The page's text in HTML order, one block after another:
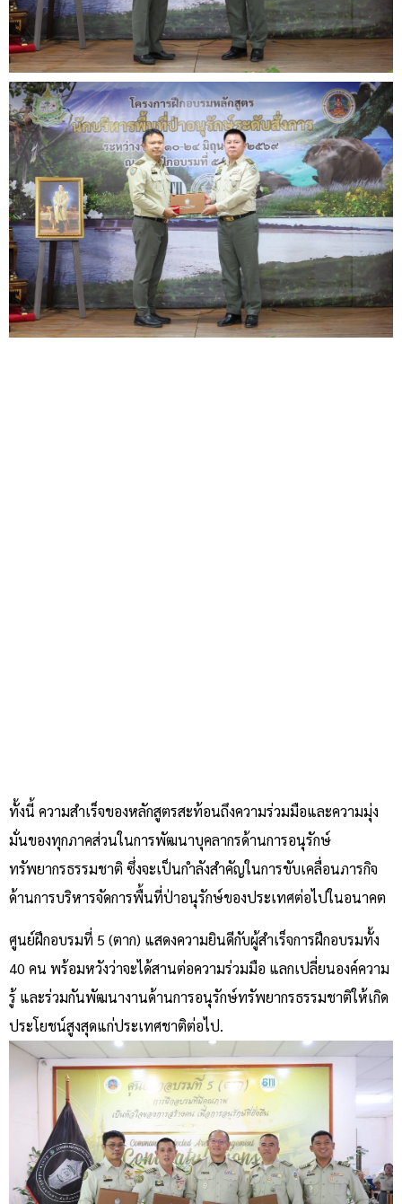
ทั้งนี้ ความสำเร็จของหลักสูตรสะท้อนถึงความร่วมมือและความมุ่ง
มั่นของทุกภาคส่วนในการพัฒนาบุคลากรด้านการอนุรักษ์
ทรัพยากรธรรมชาติ ซึ่งจะเป็นกำลังสำคัญในการขับเคลื่อนภารกิจ
ด้านการบริหารจัดการพื้นที่ป่าอนุรักษ์ของประเทศต่อไปในอนาคต
ศูนย์ฝึกอบรมที่ 5 (ตาก) แสดงความยินดีกับผู้สำเร็จการฝึกอบรมทั้ง
40 คน พร้อมหวังว่าจะได้สานต่อความร่วมมือ แลกเปลี่ยนองค์ความ
รู้ และร่วมกันพัฒนางานด้านการอนุรักษ์ทรัพยากรธรรมชาติให้เกิด
ประโยชน์สูงสุดแก่ประเทศชาติต่อไป.